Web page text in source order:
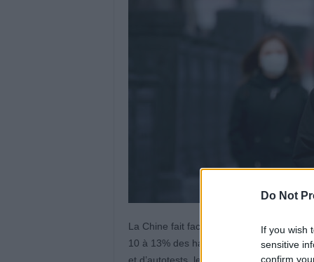
Do Not
If you wish
sensitive
confirm
La Chine fait face à une vague de Covid
10 à 13% des habitants de Pékin